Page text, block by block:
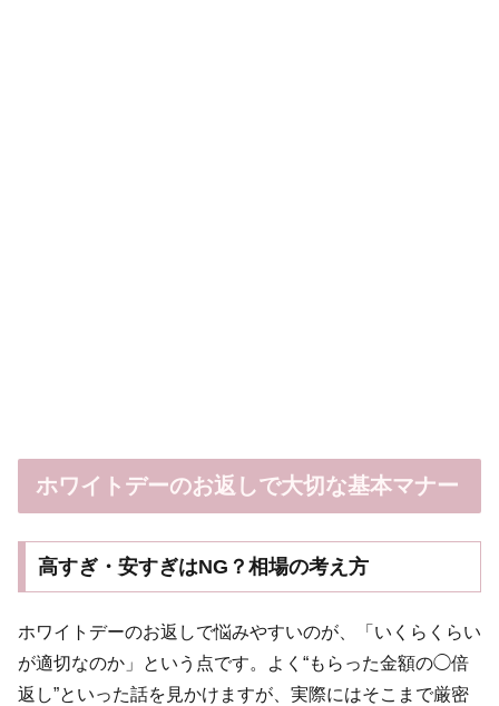
ホワイトデーのお返しで大切な基本マナー
高すぎ・安すぎはNG？相場の考え方
ホワイトデーのお返しで悩みやすいのが、「いくらくらい
が適切なのか」という点です。よく“もらった金額の◯倍
返し”といった話を見かけますが、実際にはそこまで厳密